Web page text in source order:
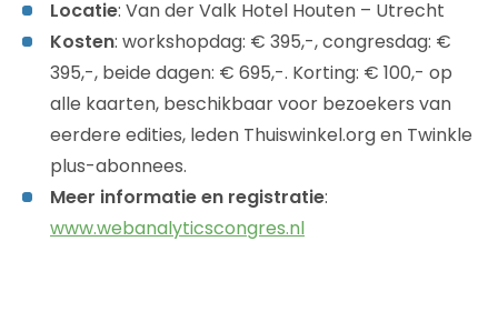
Locatie: Van der Valk Hotel Houten – Utrecht
Kosten: workshopdag: € 395,-, congresdag: €
395,-, beide dagen: € 695,-. Korting: € 100,- op
alle kaarten, beschikbaar voor bezoekers van
eerdere edities, leden Thuiswinkel.org en Twinkle
plus-abonnees.
Meer informatie en registratie:
www.webanalyticscongres.nl